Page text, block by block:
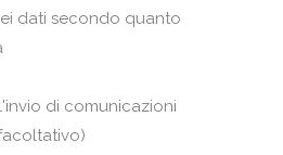
dati secondo quanto
di comunicazioni